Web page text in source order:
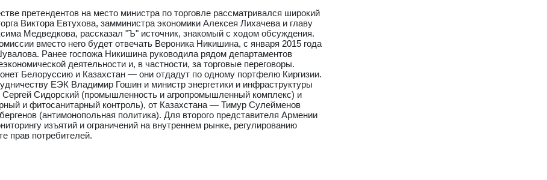
претендентов на место министра по торговле рассматривался широкий
Виктора Евтухова, замминистра экономики Алексея Лихачева и главу
Медведкова, рассказал "Ъ" источник, знакомый с ходом обсуждения.
вместо него будет отвечать Вероника Никишина, с января 2015 года
Ранее госпожа Никишина руководила рядом департаментов
деятельности и, в частности, за торговые переговоры.
Белоруссию и Казахстан — они отдадут по одному портфелю Киргизии.
ЕЭК Владимир Гошин и министр энергетики и инфраструктуры
Сидорский (промышленность и агропромышленный комплекс) и
и фитосанитарный контроль), от Казахстана — Тимур Сулейменов
(антимонопольная политика). Для второго представителя Армении
изъятий и ограничений на внутреннем рынке, регулированию
прав потребителей.